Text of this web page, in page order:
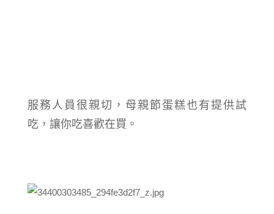
服務人員很親切，母親節蛋糕也有提供試
吃，讓你吃喜歡在買。